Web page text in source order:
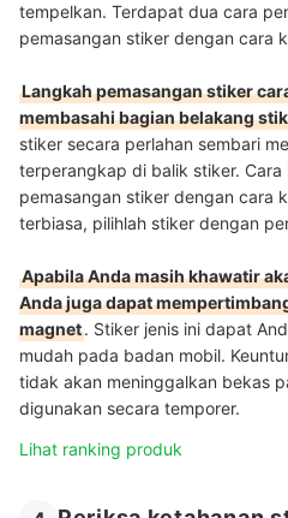
tempelkan. Terdapat dua cara
pemasangan stiker dengan cara
Langkah pemasangan stiker
membasahi bagian belakang
stiker secara perlahan sembari
terperangkap di balik stiker. Cara
pemasangan stiker dengan cara
terbiasa, pilihlah stiker dengan
Apabila Anda masih khawatir
Anda juga dapat
magnet. Stiker jenis ini dapat
mudah pada badan mobil.
tidak akan meninggalkan bekas
digunakan secara temporer.
Lihat ranking produk